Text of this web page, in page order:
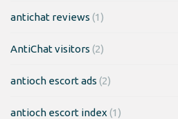
antichat reviews (1)
AntiChat visitors (2)
antioch escort ads (2)
antioch escort index (1)